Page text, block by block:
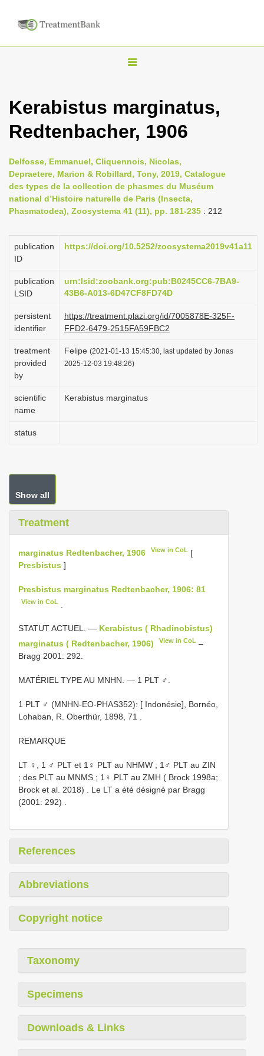
T
g
l
n
a
v
i
a
i
o
Kerabistus marginatus,
Redtenbacher, 1906
Delfosse, Emmanuel, Cliquennois, Nicolas,
Depraetere, Marion & Robillard, Tony, 2019, Catalogue
des types de la collection de phasmes du Muséum
national d’Histoire naturelle de Paris (Insecta,
Phasmatodea), Zoosystema 41 (11), pp. 181-235 : 212
publication
ID
https://doi.org/10.5252/zoosystema2019v41a11
publication
LSID
urn:lsid:zoobank.org:pub:B0245CC6-7BA9-
43B6-A013-6D47CF8FD74D
persistent
identifier
https://treatment.plazi.org/id/7005878E-325F-
FFD2-6479-2515FA59FBC2
treatment
provided
by
Felipe (2021-01-13 15:45:30, last updated by Jonas
2025-12-03 19:48:26)
scientific
name
Kerabistus marginatus
status
Show all
Treatment
marginatus Redtenbacher, 1906 View in CoL [
Presbistus ]
Presbistus marginatus Redtenbacher, 1906: 81
View in CoL
STATUT ACTUEL. — Kerabistus ( Rhadinobistus)
marginatus ( Redtenbacher, 1906)
View in CoL –
Bragg 2001: 292.
MATÉRIEL TYPE AU MNHN. — 1 PLT ♂.
1 PLT ♂ (MNHN-EO-PHAS352): [ Indonésie], Bornéo,
Lohaban, R. Oberthür, 1898, 71
REMARQUE
LT ♀, 1 ♂ PLT et 1♀ PLT au NHMW ; 1♂ PLT au ZIN
; des PLT au MNMS ; 1♀ PLT au ZMH ( Brock 1998a;
Brock et al. 2018)
Le LT a été désigné par Bragg
(2001: 292)
References
Abbreviations
Copyright notice
Taxonomy
Specimens
Downloads & Links